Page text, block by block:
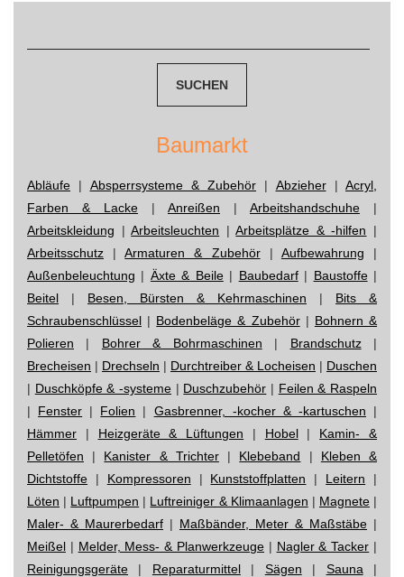
Baumarkt
Abläufe | Absperrsysteme & Zubehör | Abzieher| Acryl,
Farben & Lacke | Anreißen | Arbeitshandschuhe |
Arbeitskleidung |Arbeitsleuchten |Arbeitsplätze & -hilfen |
Arbeitsschutz |Armaturen & Zubehör| Aufbewahrung |
Außenbeleuchtung | Äxte & Beile| Baubedarf| Baustoffe|
Beitel | Besen, Bürsten & Kehrmaschinen | Bits &
Schraubenschlüssel | Bodenbeläge & Zubehör| Bohnern &
Polieren | Bohrer & Bohrmaschinen | Brandschutz|
Brecheisen | Drechseln | Durchtreiber & Locheisen | Duschen
| Duschköpfe & -systeme | Duschzubehör | Feilen & Raspeln
| Fenster | Folien | Gasbrenner, -kocher & -kartuschen |
Hämmer | Heizgeräte & Lüftungen | Hobel| Kamin- &
Pelletöfen | Kanister & Trichter| Klebeband | Kleben &
Dichtstoffe | Kompressoren | Kunststoffplatten | Leitern |
Löten | Luftpumpen | Luftreiniger & Klimaanlagen | Magnete|
Maler- & Maurerbedarf | Maßbänder, Meter & Maßstäbe |
Meißel | Melder, Mess- & Planwerkzeuge | Nagler & Tacker |
Reinigungsgeräte | Reparaturmittel| Sägen | Sauna |